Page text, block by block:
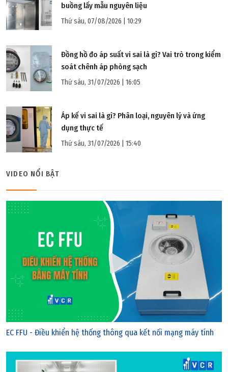
Thứ tư, 10/08/2022 | 14:47
Panel PU là gì? Một số đặc điểm về Panel PU
Thứ sáu, 03/06/2022 | 20:57
Phụ kiện nhôm cho trần panel
buồng lấy mẫu nguyên liệu
Thứ sáu, 07/08/2026 | 10:29
Đồng hồ đo áp suất vi sai là gì? Vai trò trong kiểm
soát chênh áp phòng sạch
Thứ sáu, 31/07/2026 | 16:05
Áp kế vi sai là gì? Phân loại, nguyên lý và ứng
dụng thực tế
Thứ sáu, 31/07/2026 | 15:40
VIDEO NỔI BẬT
EC FFU - Điều khiển hệ thống thông qua kết nối mạng máy tính